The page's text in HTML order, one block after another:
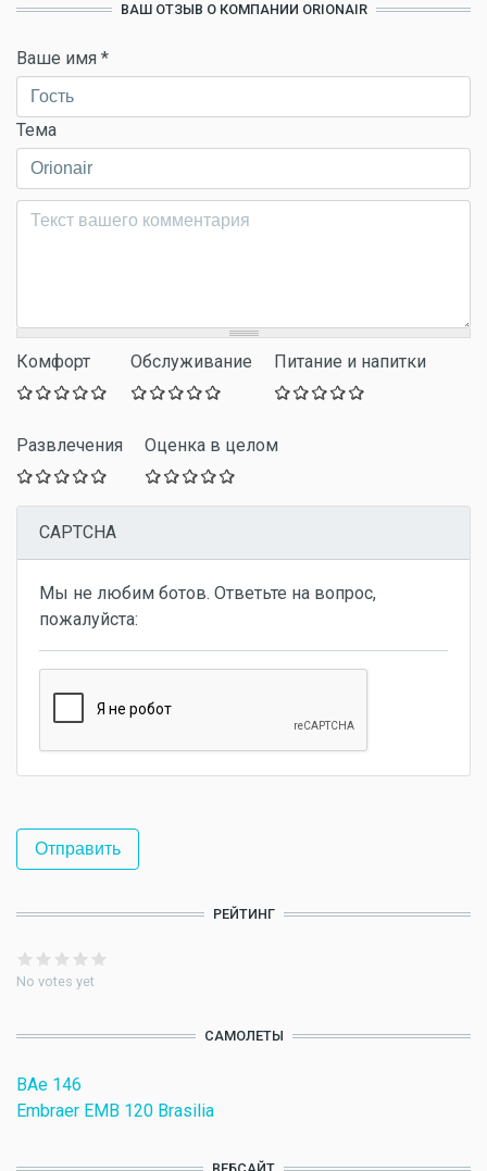
ВАШ ОТЗЫВ О КОМПАНИИ ORIONAIR
Ваше имя *
Тема
Комментарий*
Комфорт Обслуживание Питание и напитки
Развлечения Оценка в целом
CAPTCHA
Мы не любим ботов. Ответьте на вопрос,
пожалуйста:
РЕЙТИНГ
No votes yet
САМОЛЕТЫ
BAe 146
Embraer EMB 120 Brasilia